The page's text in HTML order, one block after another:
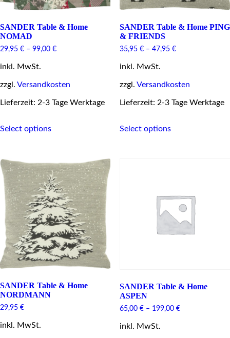
SANDER Table & Home
NOMAD
29,95 € – 99,00 €
inkl. MwSt.
zzgl. Versandkosten
Lieferzeit: 2-3 Tage Werktage
Select optionsproduct
The
options
may
be
chosen
on
the
product
page
SANDER Table & Home PING
& FRIENDS
35,95 €– 47,95 €
inkl. MwSt.
zzgl. Versandkosten
Lieferzeit: 2-3 Tage Werktage
Select optionsproduct
be
chosen
on
product
SANDER Table & Home
NORDMANN
29,95 €
inkl. MwSt.
SANDER Table & Home
ASPEN
65,00 €– 199,00 €
inkl. MwSt.